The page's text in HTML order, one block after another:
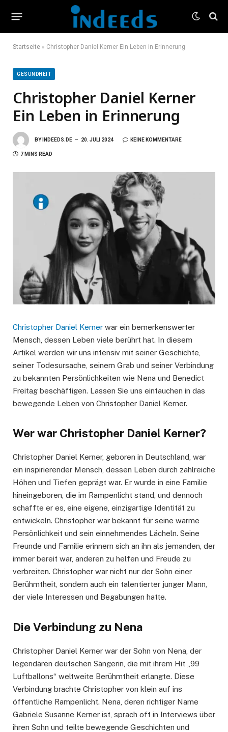
Startseite » Christopher Daniel Kerner Ein Leben in Erinnerung
GESUNDHEIT
Christopher Daniel Kerner
Ein Leben in Erinnerung
BY INDEEDS.DE 20. JULI 2024 KEINE KOMMENTARE
7 MINS READ
Christopher Daniel Kerner war ein bemerkenswerter
Mensch, dessen Leben viele berührt hat. In diesem
Artikel werden wir uns intensiv mit seiner Geschichte,
seiner Todesursache, seinem Grab und seiner Verbindung
zu bekannten Persönlichkeiten wie Nena und Benedict
Freitag beschäftigen. Lassen Sie uns eintauchen in das
bewegende Leben von Christopher Daniel Kerner.
Wer war Christopher Daniel Kerner?
Christopher Daniel Kerner, geboren in Deutschland, war
ein inspirierender Mensch, dessen Leben durch zahlreiche
Höhen und Tiefen geprägt war. Er wurde in eine Familie
hineingeboren, die im Rampenlicht stand, und dennoch
schaffte er es, eine eigene, einzigartige Identität zu
entwickeln. Christopher war bekannt für seine warme
Persönlichkeit und sein einnehmendes Lächeln. Seine
Freunde und Familie erinnern sich an ihn als jemanden, der
immer bereit war, anderen zu helfen und Freude zu
verbreiten. Christopher war nicht nur der Sohn einer
Berühmtheit, sondern auch ein talentierter junger Mann,
der viele Interessen und Begabungen hatte.
Die Verbindung zu Nena
Christopher Daniel Kerner war der Sohn von Nena, der
legendären deutschen Sängerin, die mit ihrem Hit „99
Luftballons“ weltweite Berühmtheit erlangte. Diese
Verbindung brachte Christopher von klein auf ins
öffentliche Rampenlicht. Nena, deren richtiger Name
Gabriele Susanne Kerner ist, sprach oft in Interviews über
ihren Sohn und teilte bewegende Geschichten und